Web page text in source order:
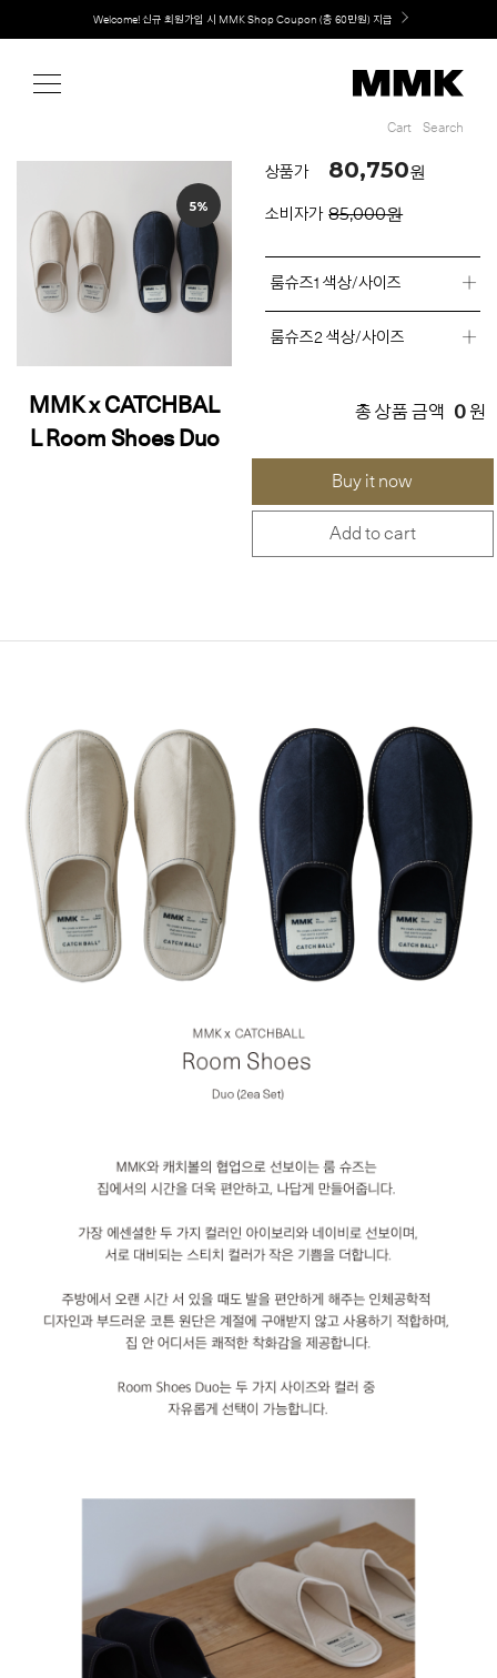
Welcome! 신규 회원가입 시 MMK Shop Coupon (총 60만원) 지급
Cart Search
MMK x CATCHBAL
L Room Shoes Duo
5%
상품가 80,750원
소비자가 85,000원
룸슈즈1 색상/사이즈
룸슈즈2 색상/사이즈
총 상품 금액 0 원
Buy it now
Add to cart